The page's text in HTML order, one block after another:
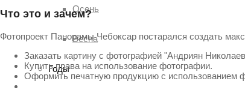
Осень
Весна
Годы
Что это и зачем?
Фотопроект Панорамы Чебоксар постарался создать
Заказать картину с фотографией "Андриян
Купить права на использование фотографии.
Оформить печатную продукцию с использованием